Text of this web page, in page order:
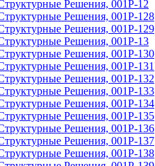
Решения, 001Р-12
Решения, 001Р-128
Решения, 001Р-129
Решения, 001Р-13
Решения, 001Р-130
Решения, 001Р-131
Решения, 001Р-132
Решения, 001Р-133
Решения, 001Р-134
Решения, 001Р-135
Решения, 001Р-136
Решения, 001Р-137
Решения, 001Р-138